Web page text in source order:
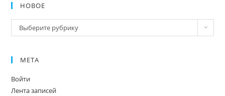
НОВОЕ
Новое
Выберите рубрику
МЕТА
Войти
Лента записей